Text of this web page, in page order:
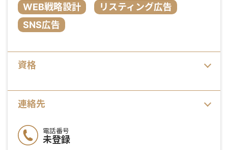
WEB戦略設計
リスティング広告
SNS広告
資格
連絡先
電話番号
未登録